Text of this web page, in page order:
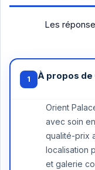
Les
1 À propos de
Orient
avec soin
qualité-prix
localisation
et galerie